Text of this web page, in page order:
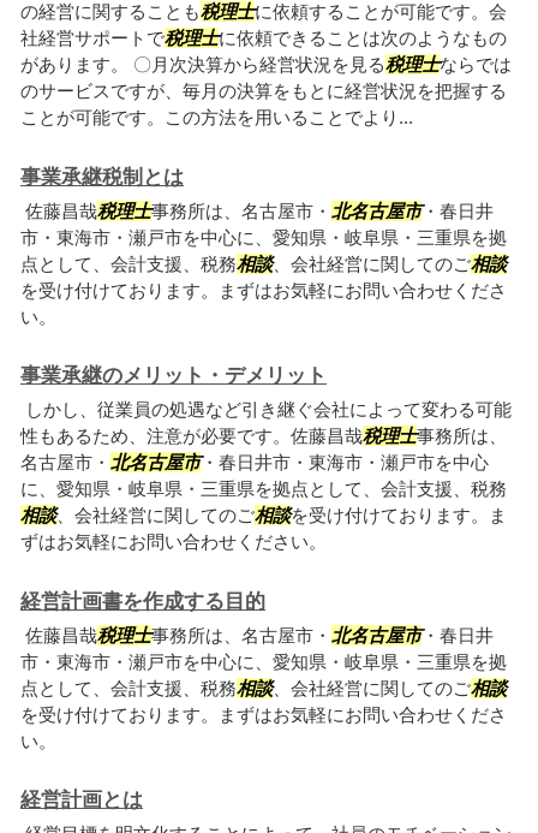
の経営に関することも税理士に依頼することが可能です。会
社経営サポートで税理士に依頼できることは次のようなもの
があります。 〇月次決算から経営状況を見る税理士ならでは
のサービスですが、毎月の決算をもとに経営状況を把握する
ことが可能です。この方法を用いることでより...
事業承継税制とは
佐藤昌哉税理士事務所は、名古屋市・ 北名古屋市・春日井
市・東海市・瀬戸市を中心に、愛知県・岐阜県・三重県を拠
点として、会計支援、税務相談、会社経営に関してのご相談
を受け付けております。まずはお気軽にお問い合わせくださ
い。
事業承継のメリット・デメリット
しかし、従業員の処遇など引き継ぐ会社によって変わる可能
性もあるため、注意が必要です。佐藤昌哉税理士事務所は、
名古屋市・ 北名古屋市・春日井市・東海市・瀬戸市を中心
に、愛知県・岐阜県・三重県を拠点として、会計支援、税務
相談、会社経営に関してのご相談を受け付けております。ま
ずはお気軽にお問い合わせください。
経営計画書を作成する目的
佐藤昌哉税理士事務所は、名古屋市・ 北名古屋市・春日井
市・東海市・瀬戸市を中心に、愛知県・岐阜県・三重県を拠
点として、会計支援、税務相談、会社経営に関してのご相談
を受け付けております。まずはお気軽にお問い合わせくださ
い。
経営計画とは